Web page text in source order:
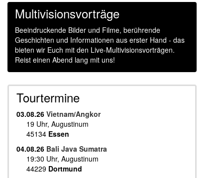
Multivisionsvorträge
Beeindruckende Bilder und Filme, berührende
Geschichten und Informationen aus erster Hand - das
bieten wir Euch mit den Live-Multivisionsvorträgen.
Reist einen Abend lang mit uns!
Tourtermine
03.08.26 Vietnam/Angkor
19 Uhr, Augustinum
45134 Essen
04.08.26 Bali Java Sumatra
19:30 Uhr, Augustinum
44229 Dortmund